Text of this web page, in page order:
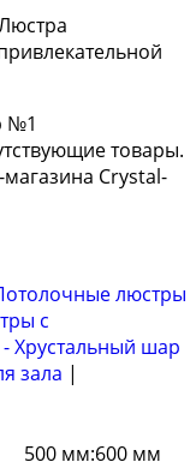
№1
товары.
Crystal-
люстры
с
Хрустальный шар
зала |
500 мм:600 мм